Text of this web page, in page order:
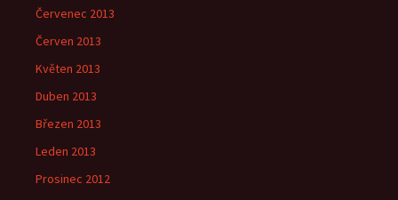
Červenec 2013
Červen 2013
Květen 2013
Duben 2013
Březen 2013
Leden 2013
Prosinec 2012